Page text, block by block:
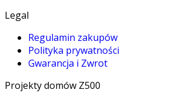
Legal
Regulamin zakupów
Polityka prywatności
Gwarancja i Zwrot
Projekty domów Z500